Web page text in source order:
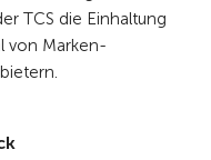
TCS die Einhaltung
von Marken-